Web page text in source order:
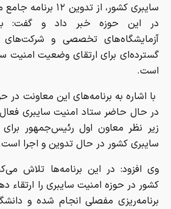
در این حوزه خبر داد و گفت: با
آزمایشگاه‌های تخصصی و شرکت‌های
گسترده‌ای برای ارتقای وضعیت امنیت
است.
با اشاره به برنامه‌های این معاونت در
در حال حاضر ستاد امنیت سایبری
زیر نظر معاون اول رئیس‌جمهور
سایبری کشور در حال تدوین و اجرا
وی افزود: در این برنامه‌ها تلاش
کشور در حوزه امنیت سایبری را
برنامه‌ریزی مفصلی انجام شده و